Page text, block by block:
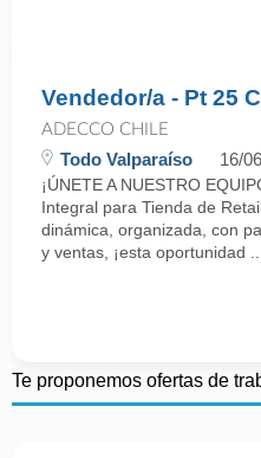
Vendedor/a - Pt 25
ADECCO CHILE
Todo Valparaíso 16/
¡ÚNETE A NUESTRO
Integral para Tienda de
dinámica, organizada, con
y ventas, ¡esta oportunidad ...
Te proponemos ofertas de